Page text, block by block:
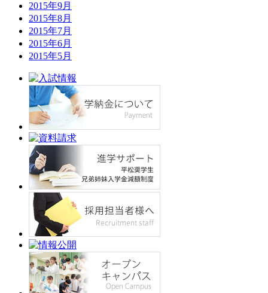
2015年9月
2015年8月
2015年7月
2015年6月
2015年5月